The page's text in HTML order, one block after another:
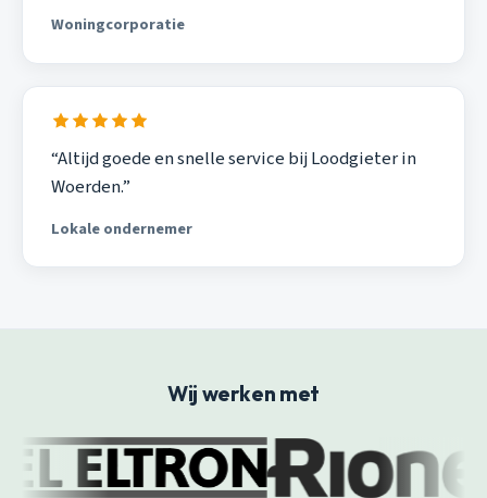
Woningcorporatie
“Altijd goede en snelle service bij Loodgieter in
Woerden.”
Lokale ondernemer
Wij werken met